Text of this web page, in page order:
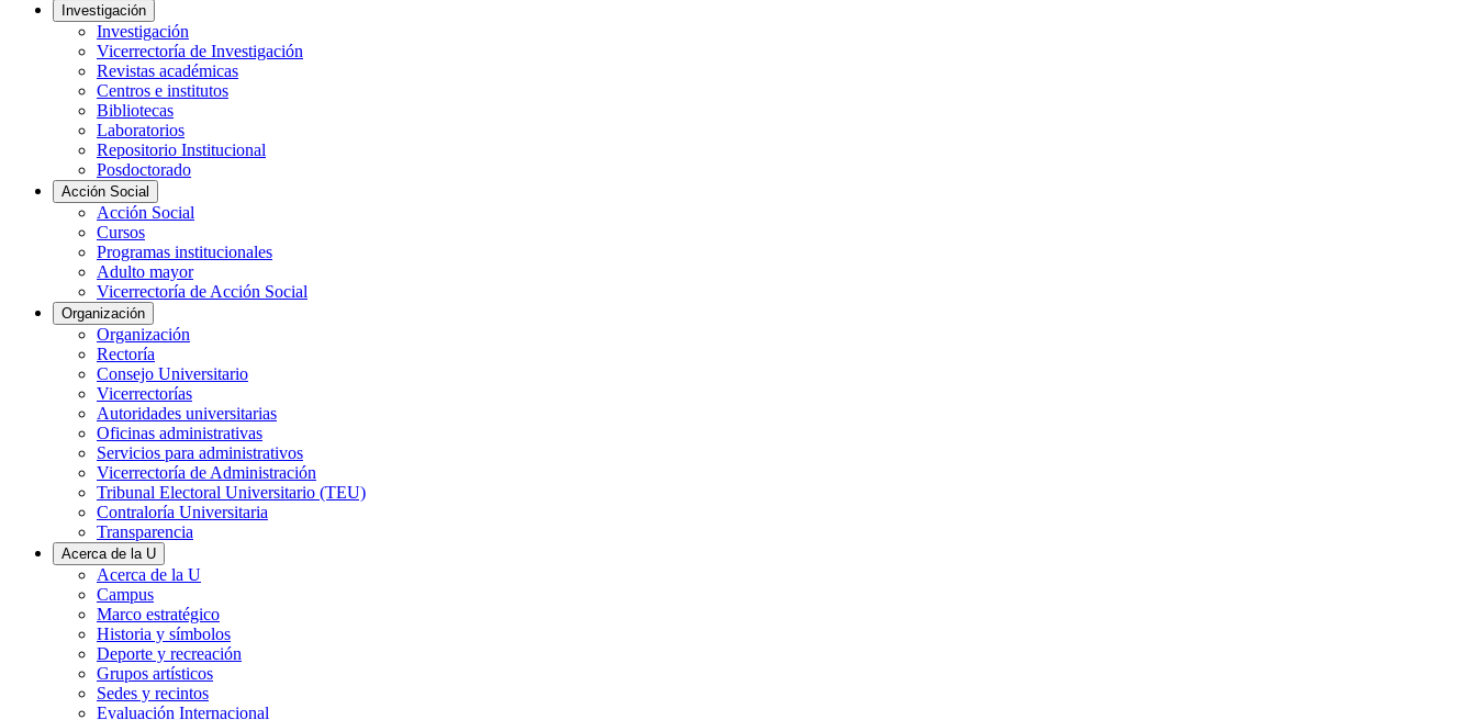
Investigación
Investigación
Vicerrectoría de Investigación
Revistas académicas
Centros e institutos
Bibliotecas
Laboratorios
Repositorio Institucional
Posdoctorado
Acción Social
Acción Social
Cursos
Programas institucionales
Adulto mayor
Vicerrectoría de Acción Social
Organización
Organización
Rectoría
Consejo Universitario
Vicerrectorías
Autoridades universitarias
Oficinas administrativas
Servicios para administrativos
Vicerrectoría de Administración
Tribunal Electoral Universitario (TEU)
Contraloría Universitaria
Transparencia
Acerca de la U
Acerca de la U
Campus
Marco estratégico
Historia y símbolos
Deporte y recreación
Grupos artísticos
Sedes y recintos
Evaluación Internacional